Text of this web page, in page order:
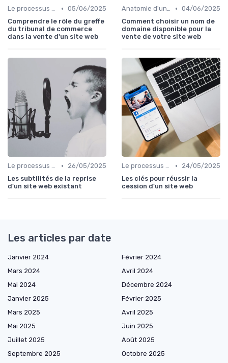
Le processus d'acquisition • 05/06/2025
Comprendre le rôle du greffe
du tribunal de commerce
dans la vente d'un site web
Anatomie d'un bon média à reprendre • 04/06/2025
Comment choisir un nom de
domaine disponible pour la
vente de votre site web
Le processus d'acquisition •
26/05/2025
Les subtilités de la reprise
d'un site web existant
Le processus d'acquisition •
24/05/2025
Les clés pour réussir la
cession d'un site web
Les articles par date
Janvier 2024
Février 2024
Mars 2024
Avril 2024
Mai 2024
Décembre 2024
Janvier 2025
Février 2025
Mars 2025
Avril 2025
Mai 2025
Juin 2025
Juillet 2025
Août 2025
Septembre 2025
Octobre 2025